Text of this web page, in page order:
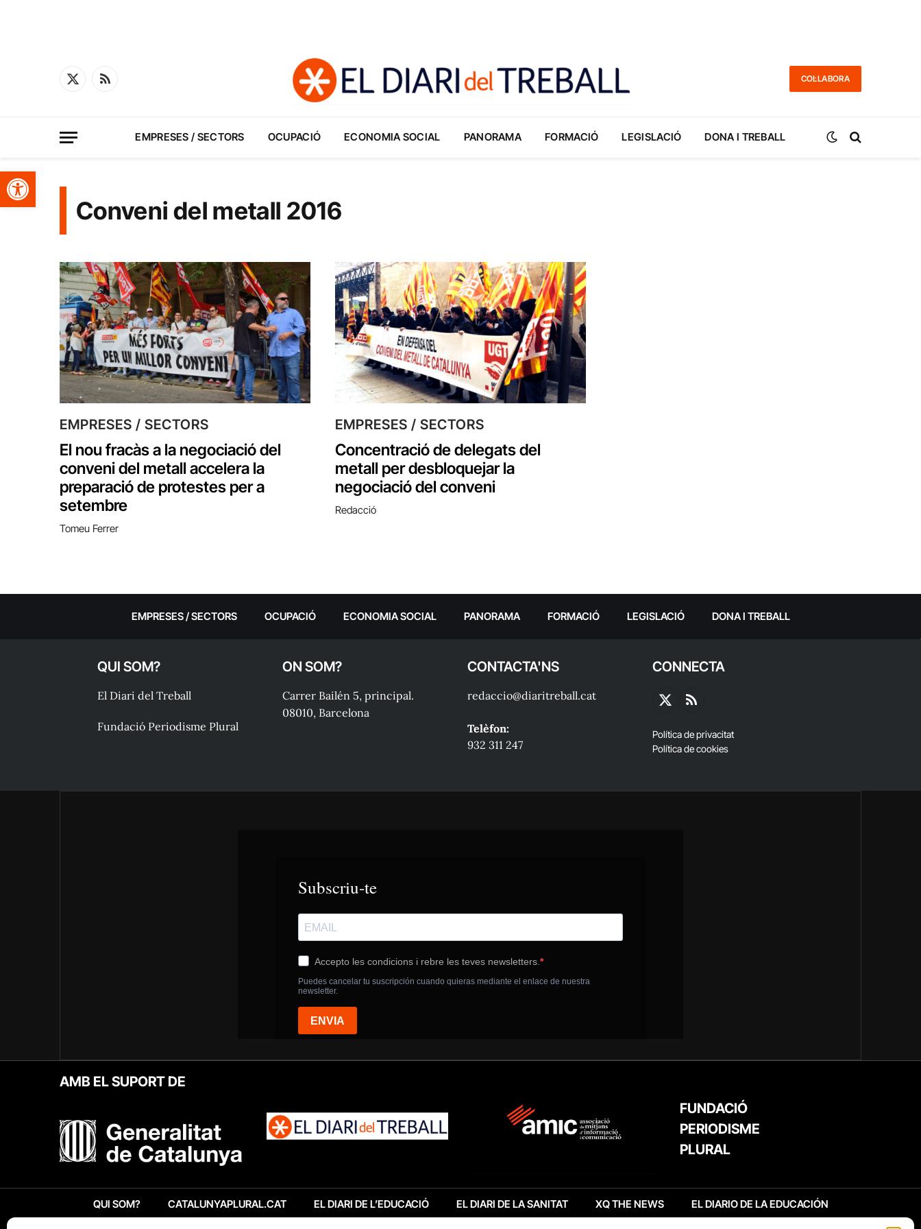
Obre la barra d'eines
X
RSS
COL·LABORA
EMPRESES / SECTORS OCUPACIÓ ECONOMIA SOCIAL PANORAMA FORMACIÓ LEGISLACIÓ DONA I TREBALL
Conveni del metall 2016
EMPRESES / SECTORS
El nou fracàs a la negociació del
conveni del metall accelera la
preparació de protestes per a
setembre
Tomeu Ferrer
EMPRESES / SECTORS
Concentració de delegats del
metall per desbloquejar la
negociació del conveni
Redacció
EMPRESES / SECTORS OCUPACIÓ ECONOMIA SOCIAL PANORAMA FORMACIÓ LEGISLACIÓ DONA I TREBALL
QUI SOM?
El Diari del Treball
Fundació Periodisme Plural
ON SOM?
Carrer Bailén 5, principal.
08010, Barcelona
CONTACTA'NS
redaccio@diaritreball.cat
Telèfon:
932 311 247
CONNECTA
X
RSS
Política de privacitat
Política de cookies
AMB EL SUPORT DE
FUNDACIÓ
PERIODISME
PLURAL
QUI SOM? CATALUNYAPLURAL.CAT EL DIARI DE L’EDUCACIÓ EL DIARI DE LA SANITAT XQ THE NEWS EL DIARIO DE LA EDUCACIÓN